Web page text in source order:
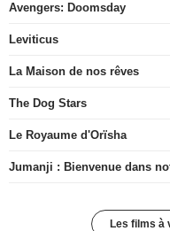
Avengers: Doomsday
Leviticus
La Maison de nos rêves
The Dog Stars
Le Royaume d'Orïsha
Jumanji : Bienvenue dans
Les films à